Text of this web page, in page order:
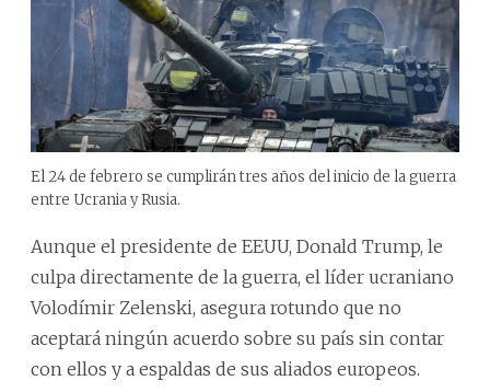
El 24 de febrero se cumplirán tres años del inicio de la guerra
entre Ucrania y Rusia.
Aunque el presidente de EEUU, Donald Trump, le
culpa directamente de la guerra, el líder ucraniano
Volodímir Zelenski, asegura rotundo que no
aceptará ningún acuerdo sobre su país sin contar
con ellos y a espaldas de sus aliados europeos.